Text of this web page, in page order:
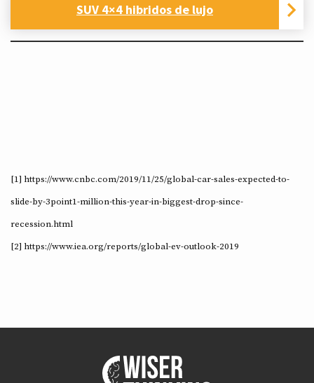
SUV 4×4 hibridos de lujo
[1] https://www.cnbc.com/2019/11/25/global-car-sales-expected-to-
slide-by-3point1-million-this-year-in-biggest-drop-since-
recession.html
[2] https://www.iea.org/reports/global-ev-outlook-2019